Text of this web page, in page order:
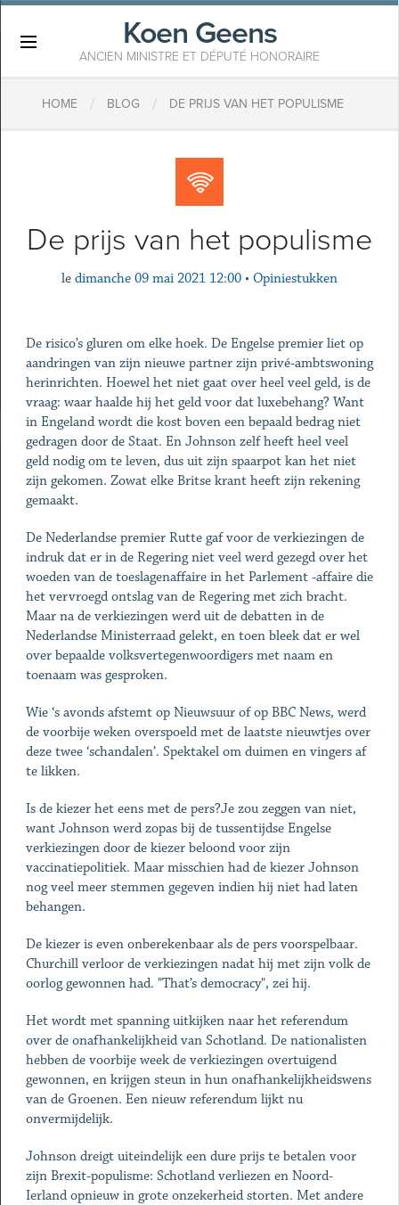
Koen Geens
ANCIEN MINISTRE ET DÉPUTÉ HONORAIRE
HOME / BLOG / DE PRIJS VAN HET POPULISME
De prijs van het populisme
le dimanche 09 mai 2021 12:00 • Opiniestukken
De risico’s gluren om elke hoek. De Engelse premier liet op
aandringen van zijn nieuwe partner zijn privé-ambtswoning
herinrichten. Hoewel het niet gaat over heel veel geld, is de
vraag: waar haalde hij het geld voor dat luxebehang? Want
in Engeland wordt die kost boven een bepaald bedrag niet
gedragen door de Staat. En Johnson zelf heeft heel veel
geld nodig om te leven, dus uit zijn spaarpot kan het niet
zijn gekomen. Zowat elke Britse krant heeft zijn rekening
gemaakt.
De Nederlandse premier Rutte gaf voor de verkiezingen de
indruk dat er in de Regering niet veel werd gezegd over het
woeden van de toeslagenaffaire in het Parlement -affaire die
het vervroegd ontslag van de Regering met zich bracht.
Maar na de verkiezingen werd uit de debatten in de
Nederlandse Ministerraad gelekt, en toen bleek dat er wel
over bepaalde volksvertegenwoordigers met naam en
toenaam was gesproken.
Wie ‘s avonds afstemt op Nieuwsuur of op BBC News, werd
de voorbije weken overspoeld met de laatste nieuwtjes over
deze twee ‘schandalen’. Spektakel om duimen en vingers af
te likken.
Is de kiezer het eens met de pers?Je zou zeggen van niet,
want Johnson werd zopas bij de tussentijdse Engelse
verkiezingen door de kiezer beloond voor zijn
vaccinatiepolitiek. Maar misschien had de kiezer Johnson
nog veel meer stemmen gegeven indien hij niet had laten
behangen.
De kiezer is even onberekenbaar als de pers voorspelbaar.
Churchill verloor de verkiezingen nadat hij met zijn volk de
oorlog gewonnen had. "That’s democracy", zei hij.
Het wordt met spanning uitkijken naar het referendum
over de onafhankelijkheid van Schotland. De nationalisten
hebben de voorbije week de verkiezingen overtuigend
gewonnen, en krijgen steun in hun onafhankelijkheidswens
van de Groenen. Een nieuw referendum lijkt nu
onvermijdelijk.
Johnson dreigt uiteindelijk een dure prijs te betalen voor
zijn Brexit-populisme: Schotland verliezen en Noord-
Ierland opnieuw in grote onzekerheid storten. Met andere